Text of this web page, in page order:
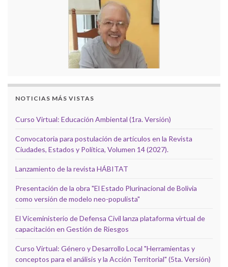
NOTICIAS MÁS VISTAS
Curso Virtual: Educación Ambiental (1ra. Versión)
Convocatoria para postulación de artículos en la Revista
Ciudades, Estados y Política, Volumen 14 (2027).
Lanzamiento de la revista HÁBITAT
Presentación de la obra "El Estado Plurinacional de Bolivia
como versión de modelo neo-populista"
El Viceministerio de Defensa Civil lanza plataforma virtual de
capacitación en Gestión de Riesgos
Curso Virtual: Género y Desarrollo Local "Herramientas y
conceptos para el análisis y la Acción Territorial" (5ta. Versión)